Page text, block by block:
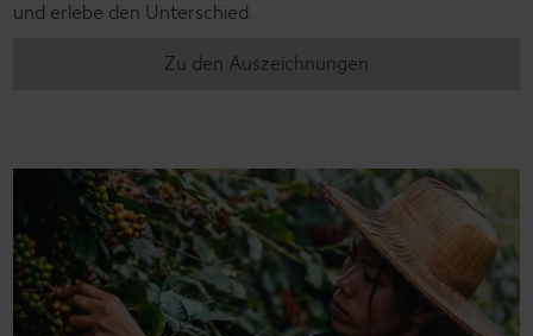
und erlebe den Unterschied.
Zu den Auszeichnungen